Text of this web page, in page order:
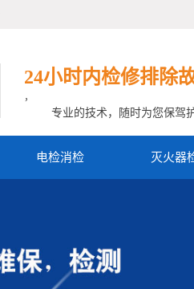
24小时内检修排除故
，
专业的技术，随时为您保驾
电检消检 灭火器